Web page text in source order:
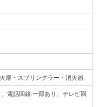
扉・スプリンクラー・消火器
電話回線:一部あり、テレビ回